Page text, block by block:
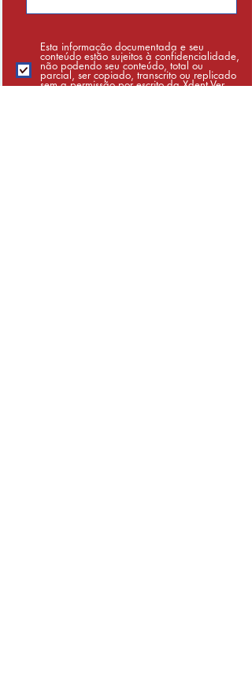
Esta informação documentada e seu
conteúdo estão sujeitos à confidencialidade,
não podendo seu conteúdo, total ou
parcial, ser copiado, transcrito ou replicado
sem a permissão por escrito da XdentVer